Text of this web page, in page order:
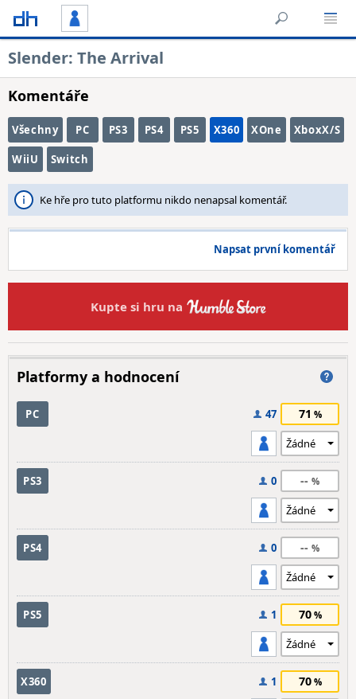
Slender: The Arrival
Komentáře
Všechny PC PS3 PS4 PS5 X360 XOne XboxX/S
WiiU Switch
Ke hře pro tuto platformu nikdo nenapsal komentář.
Napsat první komentář
Kupte si hru na
Platformy a hodnocení
PC 47 71
PS3 0 --
PS4 0 --
PS5 1 70
X360 1 70